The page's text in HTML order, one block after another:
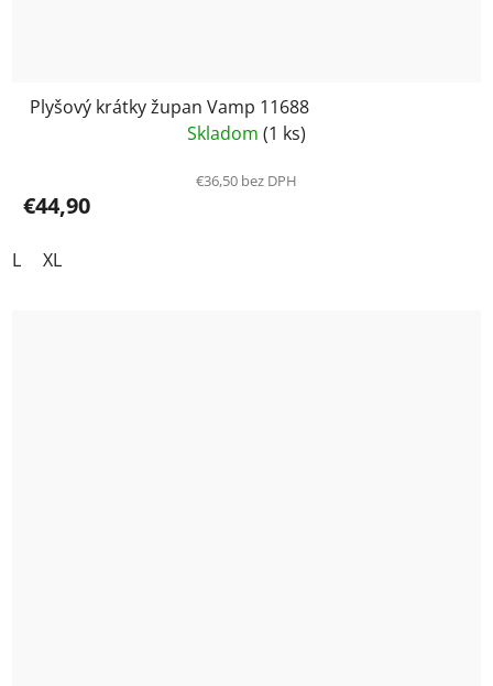
Plyšový krátky župan Vamp 11688
Skladom (1 ks)
€36,50 bez DPH
€44,90
L XL